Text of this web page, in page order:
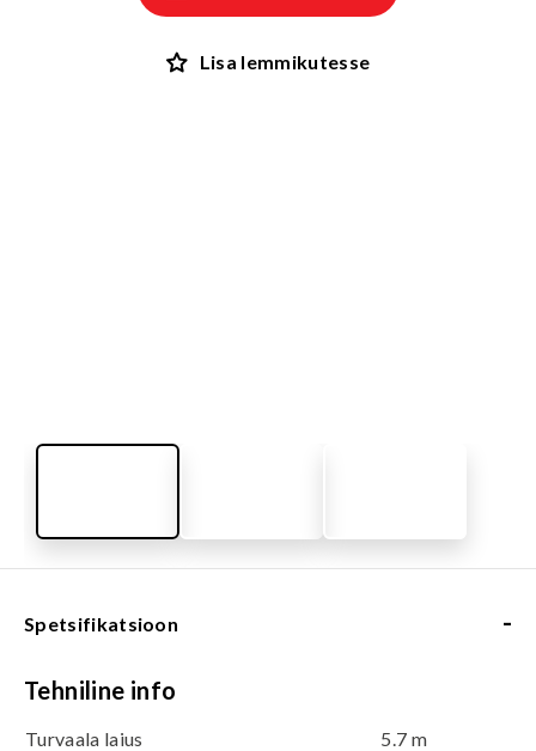
Lisa lemmikutesse
Spetsifikatsioon -
Tehniline info
Turvaala laius
5.7 m